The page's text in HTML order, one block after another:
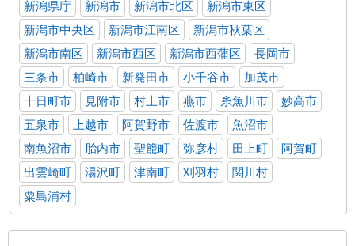
新潟県庁 新潟市 新潟市北区
新潟市東区
新潟市中央区
新潟市江南区
新潟市秋葉区
新潟市南区
新潟市西区 新潟市西蒲区
長岡市
三条市
柏崎市 新発田市 小千谷市
加茂市
十日町市
見附市 村上市 燕市 糸魚川市
妙高市
五泉市
上越市 阿賀野市 佐渡市
魚沼市
南魚沼市
胎内市 聖籠町 弥彦村 田上町
阿賀町
出雲崎町
湯沢町 津南町 刈羽村
関川村
粟島浦村